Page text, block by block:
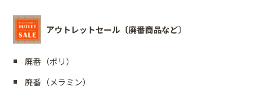
アウトレットセール〔廃番商品など〕
廃番（ポリ）
廃番（メラミン）